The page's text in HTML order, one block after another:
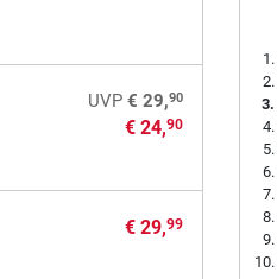
UVP € 29,90
€ 24,90
€ 29,99